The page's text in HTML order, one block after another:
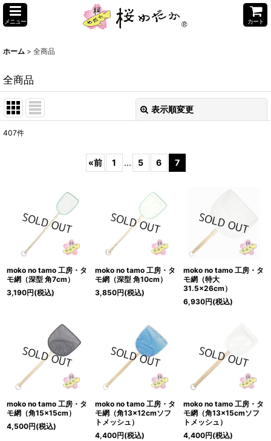
メニュー カート
ホーム > 全商品
全商品
表示順変更
絞り込む
407件
«前 1 ... 5 6 7
moko no tamo 工房・タ
モ網（深型 角7cm）
3,190円(税込)
moko no tamo 工房・タ
モ網（深型 角10cm）
3,850円(税込)
moko no tamo 工房・タ
モ網（特大
31.5×26cm）
6,930円(税込)
moko no tamo 工房・タ
モ網（角15×15cm）
4,500円(税込)
moko no tamo 工房・タ
モ網（角13×12cmソフ
トメッシュ）
4,400円(税込)
moko no tamo 工房・タ
モ網（角13×15cmソフ
トメッシュ）
4,400円(税込)